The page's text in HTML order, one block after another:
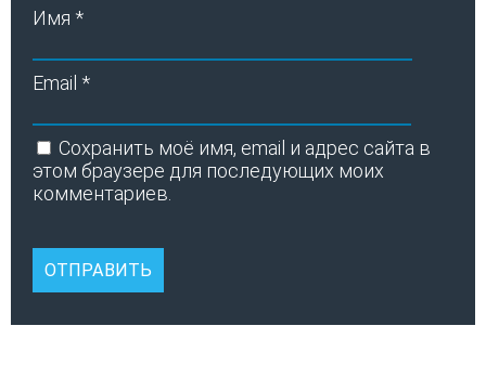
Имя *
Email *
Сохранить моё имя, email и адрес сайта в
этом браузере для последующих моих
комментариев.